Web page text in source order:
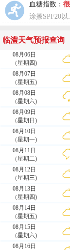
血糖指数：
涂擦SPF20
临澧天气预报查询
08月06日
（星期四)
08月07日
（星期五)
08月08日
（星期六)
08月09日
（星期日)
08月10日
（星期一)
08月11日
（星期二)
08月12日
（星期三)
08月13日
（星期四)
08月14日
（星期五)
08月15日
（星期六)
08月16日